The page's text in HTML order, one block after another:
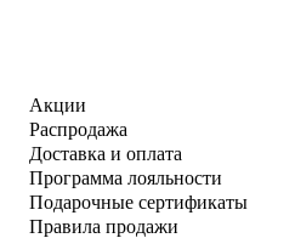
Акции
Распродажа
Доставка и оплата
Программа лояльности
Подарочные сертификаты
Правила продажи